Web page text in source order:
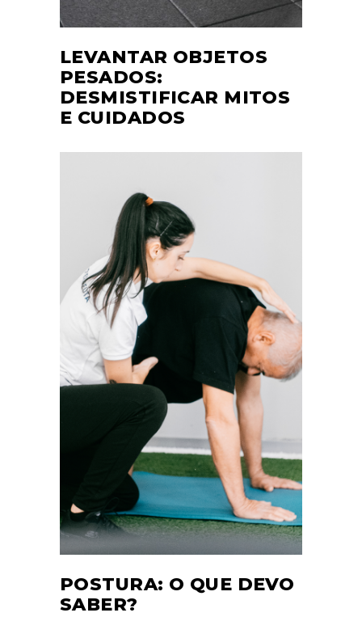
LEVANTAR OBJETOS
PESADOS:
DESMISTIFICAR MITOS
E CUIDADOS
POSTURA: O QUE DEVO
SABER?